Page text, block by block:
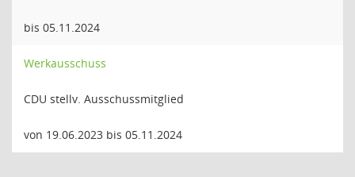
bis 05.11.2024
Werkausschuss
CDU stellv. Ausschussmitglied
von 19.06.2023 bis 05.11.2024